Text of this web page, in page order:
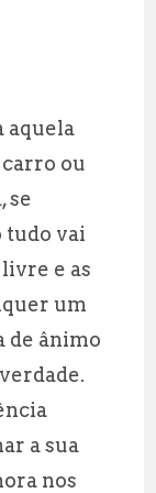
aquela
ou
se
tudo vai
e as
um
de ânimo
a sua
nos